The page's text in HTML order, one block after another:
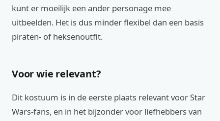
kunt er moeilijk een ander personage mee
uitbeelden. Het is dus minder flexibel dan een basis
piraten- of heksenoutfit.
Voor wie relevant?
Dit kostuum is in de eerste plaats relevant voor Star
Wars-fans, en in het bijzonder voor liefhebbers van